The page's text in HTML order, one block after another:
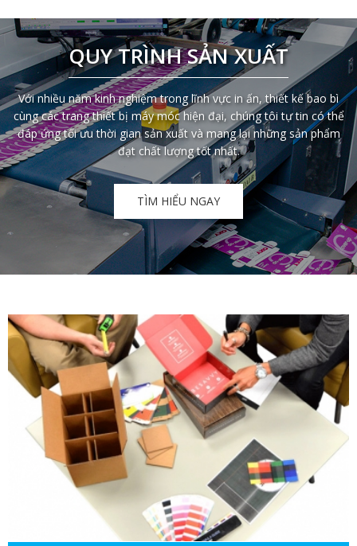
QUY TRÌNH SẢN XUẤT
Với nhiều năm kinh nghiệm trong lĩnh vực in ấn, thiết kế bao bì
cùng các trang thiết bị máy móc hiện đại, chúng tôi tự tin có thể
đáp ứng tối ưu thời gian sản xuất và mang lại những sản phẩm
đạt chất lượng tốt nhất.
TÌM HIỂU NGAY